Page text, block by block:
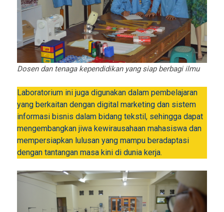
Dosen dan tenaga kependidikan yang siap berbagi ilmu
Laboratorium ini juga digunakan dalam pembelajaran
yang berkaitan dengan digital marketing dan sistem
informasi bisnis dalam bidang tekstil, sehingga dapat
mengembangkan jiwa kewirausahaan mahasiswa dan
mempersiapkan lulusan yang mampu beradaptasi
dengan tantangan masa kini di dunia kerja.